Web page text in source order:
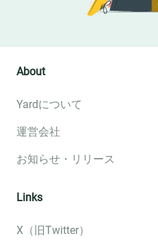
About
Yardについて
運営会社
お知らせ・リリース
Links
X（旧Twitter）